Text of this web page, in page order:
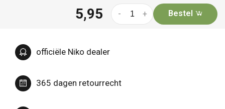
5,95 +
- Bestel
officiële Niko dealer
365 dagen retourrecht